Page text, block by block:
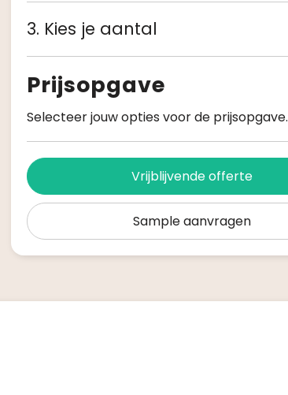
3. Kies je aantal
Prijsopgave
Selecteer jouw opties voor de prijsopgave.
Vrijblijvende offerte
Sample aanvragen